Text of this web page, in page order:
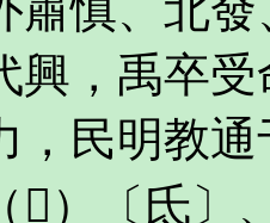
肅慎、北發
興，禹卒
，民明教
𢆰）〔氐